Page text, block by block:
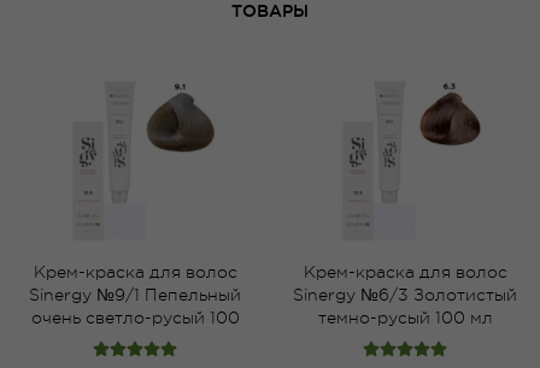
ТОВАРЫ
Крем-краска для волос
Sinergy №9/1 Пепельный
очень светло-русый 100
мл
Крем-краска для волос
Sinergy №6/3 Золотистый
темно-русый 100 мл